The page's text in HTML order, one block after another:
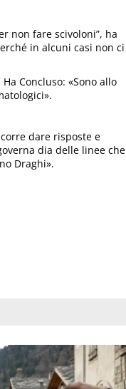
non fare scivoloni”, ha
in alcuni casi non ci
Concluso: «Sono allo
dare risposte e
dia delle linee che
Draghi».